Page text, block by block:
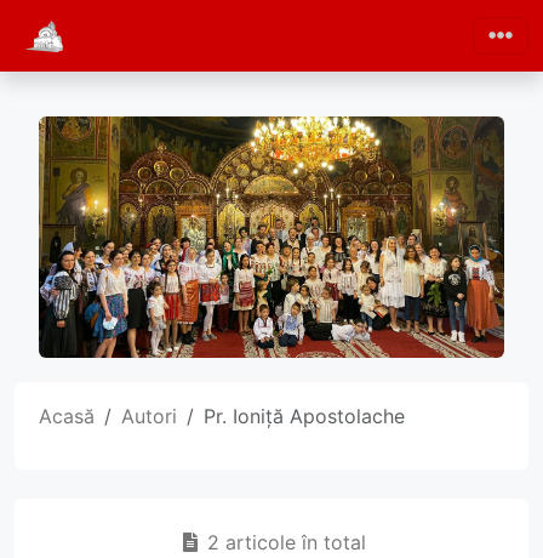
Acasă Autori Pr. Ioniță Apostolache
2 articole în total